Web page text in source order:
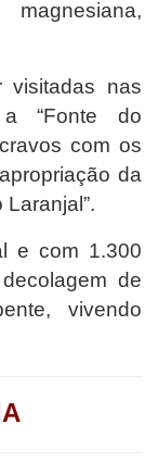
visitadas nas
“Fonte do
com os
da
e com 1.300
de
vivendo